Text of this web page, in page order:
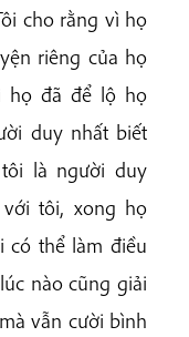
cho rằng vì họ
riêng của họ
họ đã để lộ họ
duy nhất biết
là người duy
tôi, xong họ
có thể làm điều
nào cũng giải
vẫn cười bình